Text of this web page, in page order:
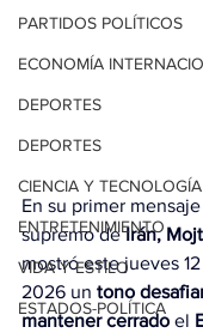
PARTIDOS POLÍTICOS
ECONOMÍA
DEPORTES
DEPORTES
CIENCIA Y TECNOLOGÍA
ENTRETENIMIENTO
VIDA Y ESTILO
ESTADOS-POLÍTICA
En su primer
supremo de Irán,
mostró este jueves
2026 un tono
mantener cerrado el